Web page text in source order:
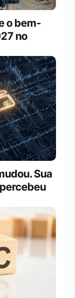
o bem-
no
Sua